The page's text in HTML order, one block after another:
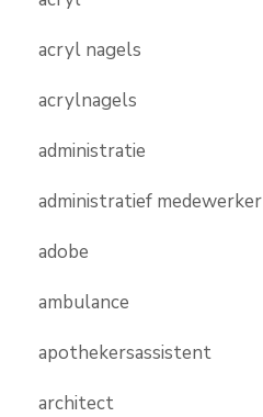
acryl nagels
acrylnagels
administratie
administratief medewerker
adobe
ambulance
apothekersassistent
architect